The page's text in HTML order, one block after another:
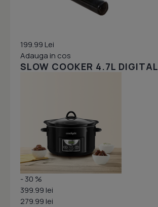
199.99 Lei
Adauga in cos
SLOW COOKER 4.7L DIGITAL
- 30 %
399.99 lei
279.99 lei